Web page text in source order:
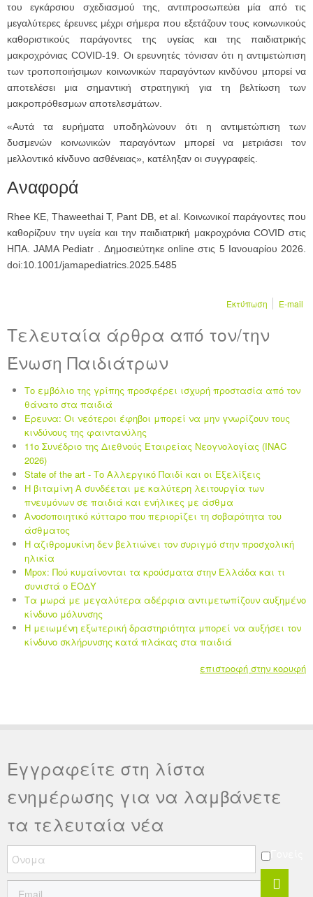
του εγκάρσιου σχεδιασμού της, αντιπροσωπεύει μία από τις
μεγαλύτερες έρευνες μέχρι σήμερα που εξετάζουν τους κοινωνικούς
καθοριστικούς παράγοντες της υγείας και της παιδιατρικής
μακροχρόνιας COVID-19. Οι ερευνητές τόνισαν ότι η αντιμετώπιση
των τροποποιήσιμων κοινωνικών παραγόντων κινδύνου μπορεί να
αποτελέσει μια σημαντική στρατηγική για τη βελτίωση των
μακροπρόθεσμων αποτελεσμάτων.
«Αυτά τα ευρήματα υποδηλώνουν ότι η αντιμετώπιση των
δυσμενών κοινωνικών παραγόντων μπορεί να μετριάσει τον
μελλοντικό κίνδυνο ασθένειας», κατέληξαν οι συγγραφείς.
Αναφορά
Rhee KE, Thaweethai T, Pant DB, et al. Κοινωνικοί παράγοντες που
καθορίζουν την υγεία και την παιδιατρική μακροχρόνια COVID στις
ΗΠΑ. JAMA Pediatr . Δημοσιεύτηκε online στις 5 Ιανουαρίου 2026.
doi:10.1001/jamapediatrics.2025.5485
Εκτύπωση E-mail
Τελευταία άρθρα από τον/την
Ένωση Παιδιάτρων
Το εμβόλιο της γρίπης προσφέρει ισχυρή προστασία από τον
θάνατο στα παιδιά
Έρευνα: Οι νεότεροι έφηβοι μπορεί να μην γνωρίζουν τους
κινδύνους της φαιντανύλης
11ο Συνέδριο της Διεθνούς Εταιρείας Νεογνολογίας (INAC
2026)
State of the art - Το Αλλεργικό Παιδί και οι Eξελίξεις
Η βιταμίνη Α συνδέεται με καλύτερη λειτουργία των
πνευμόνων σε παιδιά και ενήλικες με άσθμα
Ανοσοποιητικό κύτταρο που περιορίζει τη σοβαρότητα του
άσθματος
Η αζιθρομυκίνη δεν βελτιώνει τον συριγμό στην προσχολική
ηλικία
Mpox: Πού κυμαίνονται τα κρούσματα στην Ελλάδα και τι
συνιστά ο ΕΟΔΥ
Τα μωρά με μεγαλύτερα αδέρφια αντιμετωπίζουν αυξημένο
κίνδυνο μόλυνσης
Η μειωμένη εξωτερική δραστηριότητα μπορεί να αυξήσει τον
κίνδυνο σκλήρυνσης κατά πλάκας στα παιδιά
επιστροφή στην κορυφή
Εγγραφείτε στη λίστα
ενημέρωσης για να λαμβάνετε
τα τελευταία νέα
Γονείς